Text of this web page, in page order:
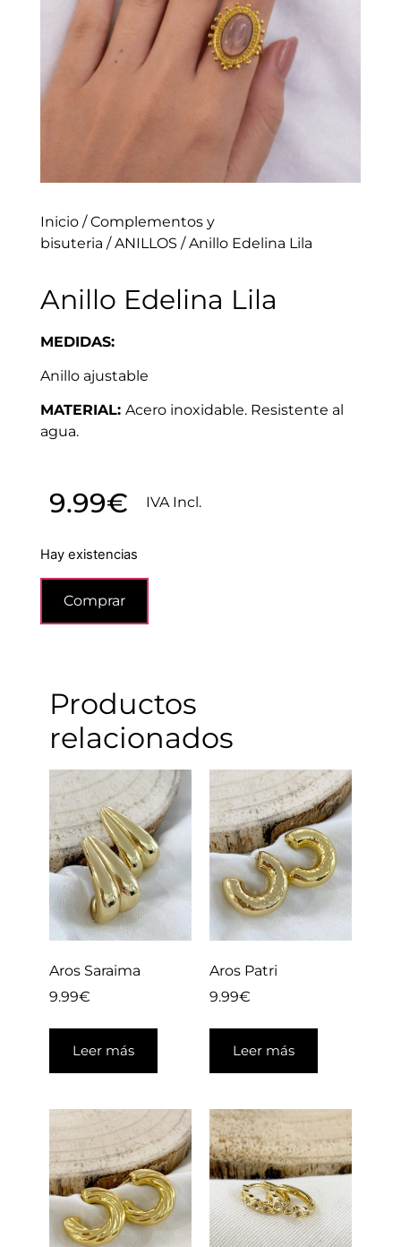
Inicio/Complementos y
bisuteria /ANILLOS / Anillo Edelina Lila
Anillo Edelina Lila
MEDIDAS:
Anillo ajustable
MATERIAL: Acero inoxidable. Resistente al
agua.
9.99€ IVA Incl.
Hay existencias
Comprar
Productos
relacionados
Aros Saraima
9.99€
Leer más
Aros Patri
9.99€
Leer más